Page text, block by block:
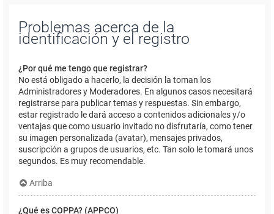
Problemas acerca de la
identificación y el registro
¿Por qué me tengo que registrar?
No está obligado a hacerlo, la decisión la toman los
Administradores y Moderadores. En algunos casos necesitará
registrarse para publicar temas y respuestas. Sin embargo,
estar registrado le dará acceso a contenidos adicionales y/o
ventajas que como usuario invitado no disfrutaría, como tener
su imagen personalizada (avatar), mensajes privados,
suscripción a grupos de usuarios, etc. Tan solo le tomará unos
segundos. Es muy recomendable.
Arriba
¿Qué es COPPA? (APPCO)